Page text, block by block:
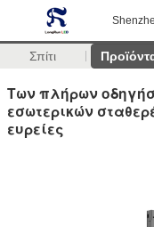
Σπίτι
Των πλήρων
εσωτερικών
ευρείες